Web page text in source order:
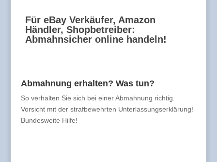
Für eBay Verkäufer, Amazon
Händler, Shopbetreiber:
Abmahnsicher online handeln!
Abmahnung erhalten? Was tun?
So verhalten Sie sich bei einer Abmahnung richtig.
Vorsicht mit der strafbewehrten Unterlassungserklärung!
Bundesweite Hilfe!